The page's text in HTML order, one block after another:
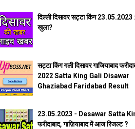
दिल्ली दिसावर सट्टा किंग
खुला?
सट्टा किंग गली दिसावर गाजियाबाद
2022 Satta King Gali Disawar
Ghaziabad Faridabad Result
23.05.2023 - Desawar Satta
फरीदाबाद, गाज़ियाबाद में आज रिजल्ट ?